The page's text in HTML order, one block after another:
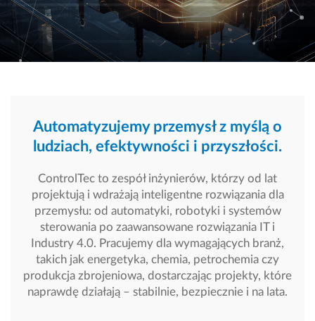
Automatyzujemy przemysł z myślą o
ludziach, efektywności i przyszłości.
ControlTec to zespół inżynierów, którzy od lat
projektują i wdrażają inteligentne rozwiązania dla
przemysłu: od automatyki, robotyki i systemów
sterowania po zaawansowane rozwiązania IT i
Industry 4.0. Pracujemy dla wymagających branż,
takich jak energetyka, chemia, petrochemia czy
produkcja zbrojeniowa, dostarczając projekty, które
naprawdę działają – stabilnie, bezpiecznie i na lata.